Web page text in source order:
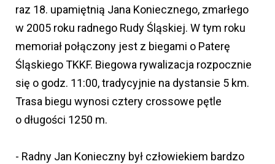
raz 18. upamiętnią Jana Koniecznego, zmarłego
w 2005 roku radnego Rudy Śląskiej. W tym roku
memoriał połączony jest z biegami o Paterę
Śląskiego TKKF. Biegowa rywalizacja rozpocznie
się o godz. 11:00, tradycyjnie na dystansie 5 km.
Trasa biegu wynosi cztery crossowe pętle
o długości 1250 m.
- Radny Jan Konieczny był człowiekiem bardzo